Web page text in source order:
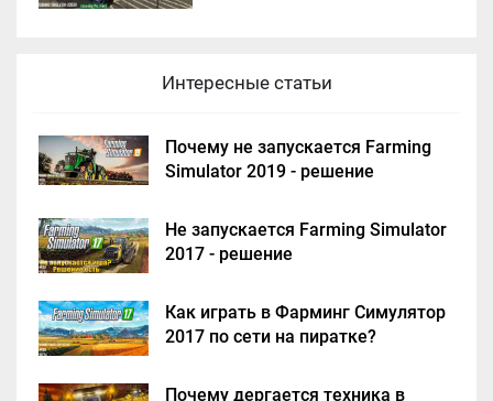
Интересные статьи
Почему не запускается Farming
Simulator 2019 - решение
Не запускается Farming Simulator
2017 - решение
Как играть в Фарминг Симулятор
2017 по сети на пиратке?
Почему дергается техника в